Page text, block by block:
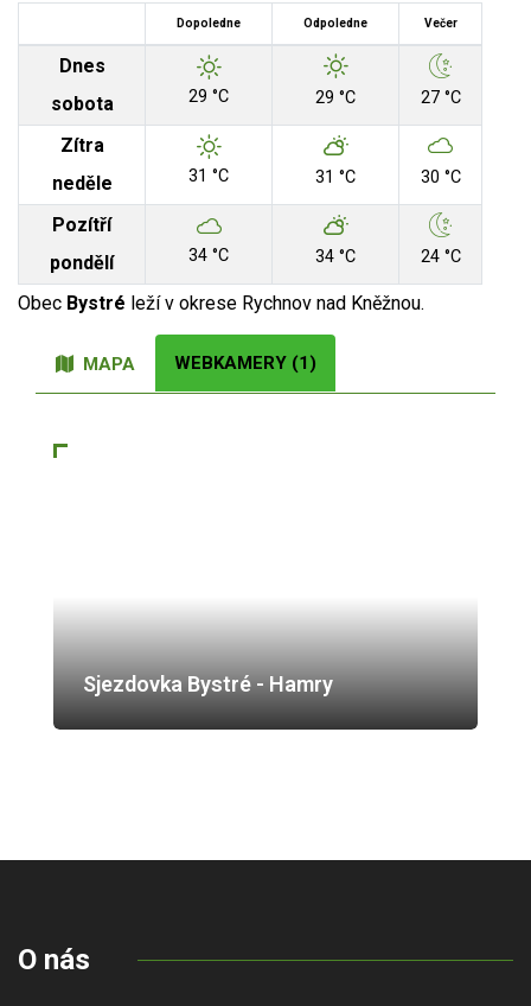
Dopoledne Odpoledne Večer
Dnes
sobota
29 °C 29 °C 27 °C
Zítra
neděle
31 °C 31 °C 30 °C
Pozítří
pondělí
34 °C 34 °C 24 °C
Obec Bystré leží v okrese Rychnov nad Kněžnou.
MAPA WEBKAMERY (1)
Sjezdovka Bystré - Hamry
O nás